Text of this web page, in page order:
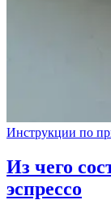
Инструкции по
Из чего
эспрессо